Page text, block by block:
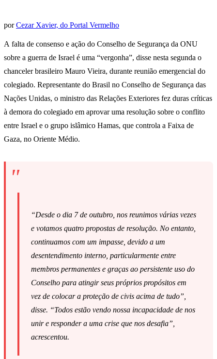
porCezar Xavier, do Portal Vermelho
A falta de consenso e ação do Conselho de Segurança da ONU
sobre a guerra de Israel é uma “vergonha”, disse nesta segunda o
chanceler brasileiro Mauro Vieira, durante reunião emergencial do
colegiado. Representante do Brasil no Conselho de Segurança das
Nações Unidas, o ministro das Relações Exteriores fez duras críticas
à demora do colegiado em aprovar uma resolução sobre o conflito
entre Israel e o grupo islâmico Hamas, que controla a Faixa de
Gaza, no Oriente Médio.
“Desde o dia 7 de outubro, nos reunimos várias vezes
e votamos quatro propostas de resolução. No entanto,
continuamos com um impasse, devido a um
desentendimento interno, particularmente entre
membros permanentes e graças ao persistente uso do
Conselho para atingir seus próprios propósitos em
vez de colocar a proteção de civis acima de tudo”,
disse. “Todos estão vendo nossa incapacidade de nos
unir e responder a uma crise que nos desafia”,
acrescentou.